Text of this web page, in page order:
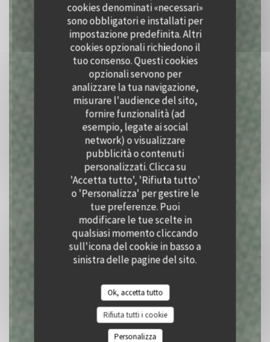
cookies denominati «necessari»
sono obbligatori e installati per
impostazione predefinita. Altri
cookies opzionali richiedono il
tuo consenso. Questi cookies
opzionali servono per
analizzare la tua navigazione,
misurare l'audience del sito,
fornire funzionalità (ad
esempio, legate ai social
network) o visualizzare
pubblicità o contenuti
personalizzati. Clicca su
'Accetta tutto', 'Rifiuta tutto'
o 'Personalizza' per gestire le
tue preferenze. Puoi
modificare le tue scelte in
qualsiasi momento cliccando
sull'icona del cookie in basso a
sinistra delle pagine del sito.
Ok, accetta tutto
Rifiuta tutti i cookie
Personalizza
Bistro Le Poirier
BISTRO | BURGH-HAAMSTEDE
PRENOTA